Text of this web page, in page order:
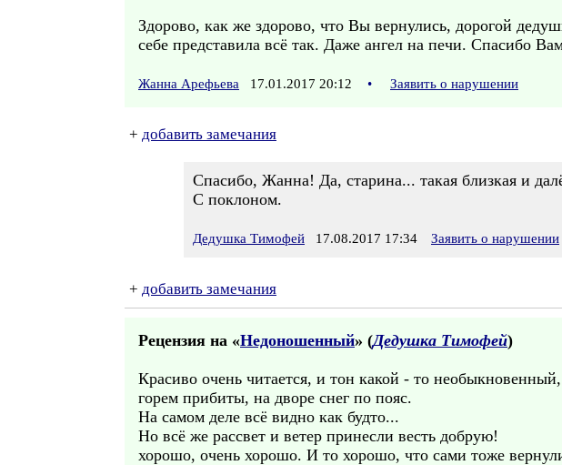
Здорово, как же здорово, что Вы вернулись, дорогой
себе представила всё так. Даже ангел на печи. Спасибо
Жанна Арефьева 17.01.2017 20:12 • Заявить о нарушении
+ добавить замечания
Спасибо, Жанна! Да, старина... такая близкая и
С поклоном.
Дедушка Тимофей 17.08.2017 17:34 Заявить о нарушении
+ добавить замечания
Рецензия на «Недоношенный» (Дедушка Тимофей)
Красиво очень читается, и тон какой - то
горем прибиты, на дворе снег по пояс.
На самом деле всё видно как будто...
Но всё же рассвет и ветер принесли весть добрую!
хорошо, очень хорошо. И то хорошо, что сами тоже